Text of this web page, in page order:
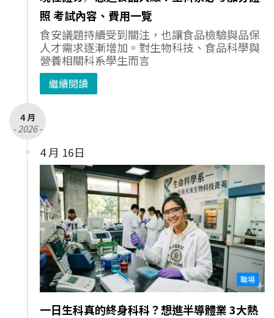
照 考試內容、費用一覽
食安議題持續受到關注，也讓食品檢驗與品保
人才需求逐漸增加。對生物科技、食品科學與
營養相關科系學生而言
繼續閱讀
4 月
- 2026 -
4 月 16日
職場
一日生科真的終身科科？想進半導體業 3大熱